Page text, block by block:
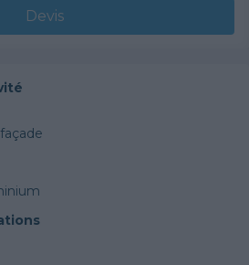
Devis
aménageables